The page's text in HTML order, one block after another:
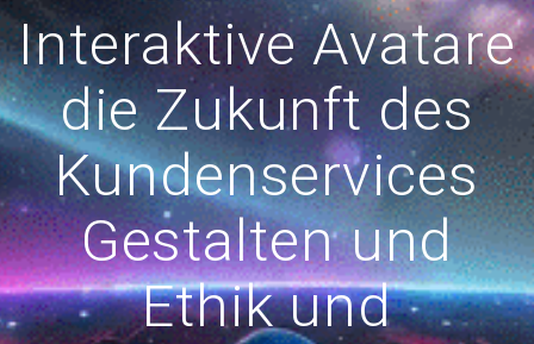
Interaktive Avatare
die Zukunft des
Kundenservices
Gestalten und
Ethik und